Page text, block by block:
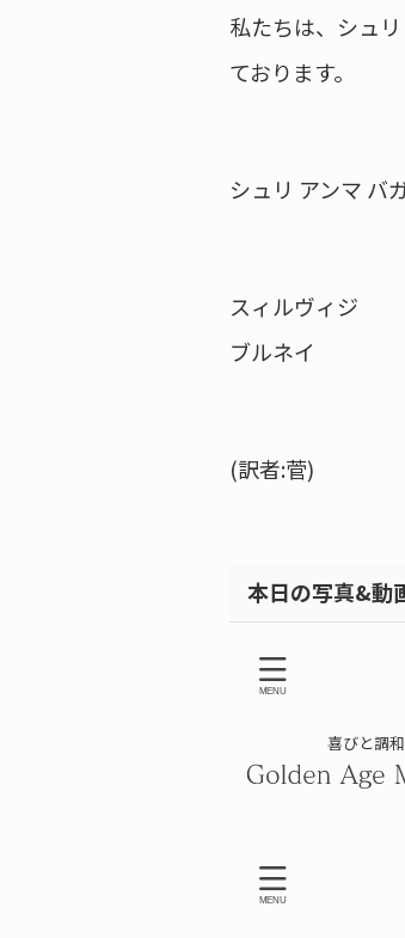
私たちは、シュ
ております。
シュリ アンマ バ
スィルヴィジ
ブルネイ
(訳者:菅)
本日の写真&動